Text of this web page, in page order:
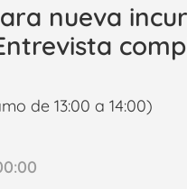
nueva
de 13:00 a 14:00)